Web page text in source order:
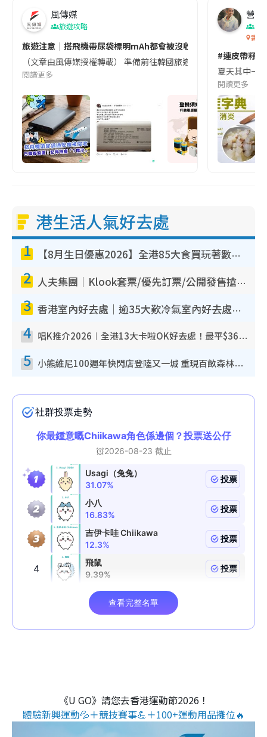
風傳媒
旅遊攻略
旅遊注意｜搭飛機帶尿袋標明mAh都會被沒收😱出發前切記檢查
（文章由風傳媒授權轉載） 準備前往韓國旅遊的民眾，近期要
閱讀更多
營養
香港
#連皮帶籽
夏天其中一
閱讀更多
港生活人氣好去處
1 【8月生日優惠2026】全港85大食買玩著數攻略 自助餐/火鍋放題同行免費＋誠品/DONKI送現金券
2 人夫集團｜Klook套票/優先訂票/公開發售搶飛攻略！附票價.購票連結.場地座位表
3 香港室內好去處｜逾35大歎冷氣室內好去處推介 室內活動免費避雨無懼落雨
4 唱K推介2026︱全港13大卡啦OK好去處！最平$36起 日文K都有！(附地址+收費詳情)
5 小熊維尼100週年快閃店登陸又一城 重現百畝森林經典場景／獨家限定盲盒登場／專屬DIY香水
《U GO》請您去香港運動節2026！
體驗新興運動💦＋競技賽事💪＋100+運動用品攤位🔥